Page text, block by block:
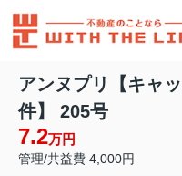
アンヌプリ【キャ
件】 205号
7.2万円
管理/共益費 4,000円